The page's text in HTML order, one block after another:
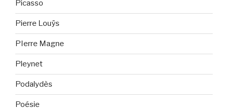
Picasso
Pierre Louÿs
PIerre Magne
Pleynet
Podalydès
Poésie